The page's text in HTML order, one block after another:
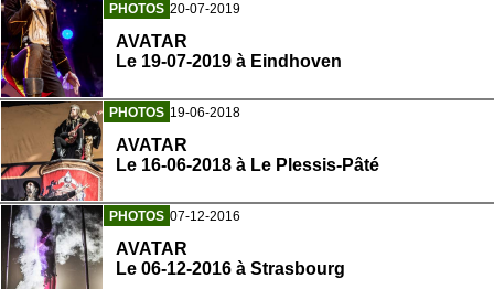
PHOTOS 20-07-2019
AVATAR
Le 19-07-2019 à Eindhoven
PHOTOS 19-06-2018
AVATAR
Le 16-06-2018 à Le Plessis-Pâté
PHOTOS 07-12-2016
AVATAR
Le 06-12-2016 à Strasbourg